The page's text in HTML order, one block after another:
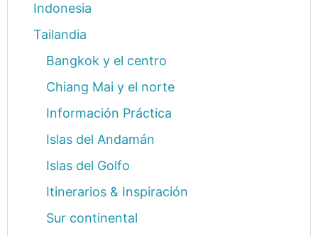
Indonesia
Tailandia
Bangkok y el centro
Chiang Mai y el norte
Información Práctica
Islas del Andamán
Islas del Golfo
Itinerarios & Inspiración
Sur continental